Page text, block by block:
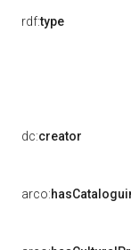
rdf:type
dc:creator
arco: